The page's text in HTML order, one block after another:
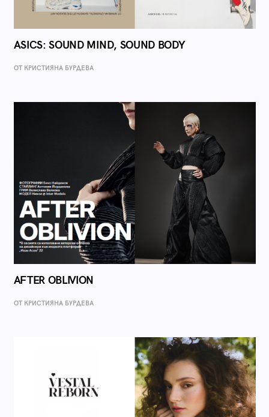
ASICS: SOUND MIND, SOUND BODY
ОТ КРИСТИЯНА БУРДЕВА
AFTER OBLIVION
ОТ КРИСТИЯНА БУРДЕВА